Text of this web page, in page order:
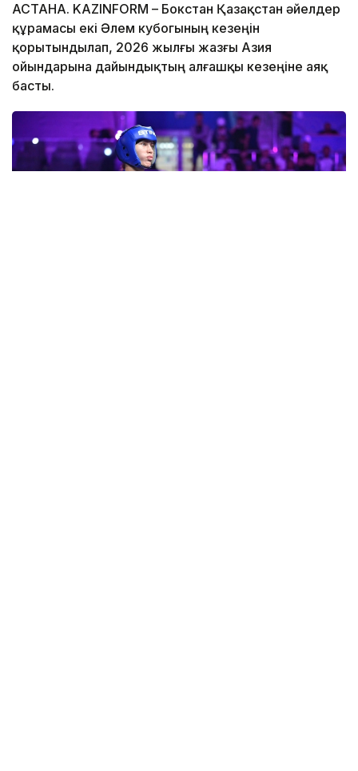
АСТАНА. KAZINFORM – Бокстан Қазақстан әйелдер
құрамасы екі Әлем кубогының кезеңін
қорытындылап, 2026 жылғы жазғы Азия
ойындарына дайындықтың алғашқы кезеңіне аяқ
басты.